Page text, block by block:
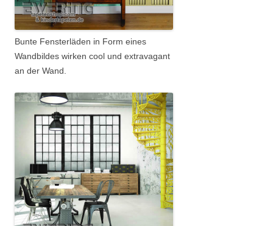
Bunte Fensterläden in Form eines
Wandbildes wirken cool und extravagant
an der Wand.